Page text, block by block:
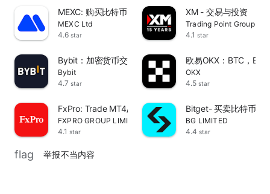
MEXC: 购买比特币，加密货币交易平台
MEXC Ltd
4.6 star
XM - 交易与投资
Trading Point Group
4.1 star
Bybit：加密货币交易平台
Bybit
4.7 star
欧易OKX：BTC，
OKX
4.5 star
FxPro: Trade MT4/5 Accounts
FXPRO GROUP LIMITED
4.1 star
Bitget- 买卖比特币/以
BG LIMITED
4.4 star
flag 举报不当内容